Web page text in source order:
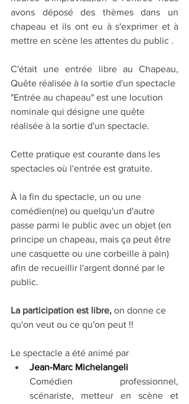
avons déposé des thèmes dans un
chapeau et ils ont eu à s'exprimer et à
mettre en scène les attentes du public .
C'était une entrée libre au Chapeau,
Quête réalisée à la sortie d'un spectacle
"Entrée au chapeau" est une locution
nominale qui désigne une quête
réalisée à la sortie d'un spectacle.
Cette pratique est courante dans les
spectacles où l'entrée est gratuite.
À la fin du spectacle, un ou une
comédien(ne) ou quelqu'un d'autre
passe parmi le public avec un objet (en
principe un chapeau, mais ça peut être
une casquette ou une corbeille à pain)
afin de recueillir l'argent donné par le
public.
La participation est libre, on donne ce
qu'on veut ou ce qu'on peut !!
Le spectacle a été animé par
Jean-Marc Michelangeli
Comédien professionnel,
scénariste, metteur en scène et